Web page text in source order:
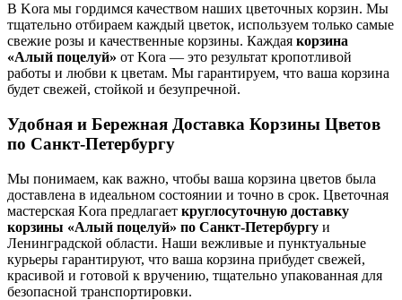
В Kora мы гордимся качеством наших цветочных корзин. Мы
тщательно отбираем каждый цветок, используем только самые
свежие розы и качественные корзины. Каждая корзина
«Алый поцелуй» от Kora — это результат кропотливой
работы и любви к цветам. Мы гарантируем, что ваша корзина
будет свежей, стойкой и безупречной.
Удобная и Бережная Доставка Корзины Цветов
по Санкт-Петербургу
Мы понимаем, как важно, чтобы ваша корзина цветов была
доставлена в идеальном состоянии и точно в срок. Цветочная
мастерская Kora предлагает круглосуточную доставку
корзины «Алый поцелуй» по Санкт-Петербургу и
Ленинградской области. Наши вежливые и пунктуальные
курьеры гарантируют, что ваша корзина прибудет свежей,
красивой и готовой к вручению, тщательно упакованная для
безопасной транспортировки.